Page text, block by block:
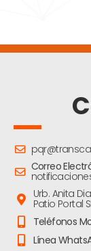
Correo
Urb. Anita
Patio Portal
Teléfonos
Línea